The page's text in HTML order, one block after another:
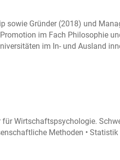
sowie Gründer (2018) und
im Fach Philosophie
im In- und Ausland
Wirtschaftspsychologie.
Methoden •